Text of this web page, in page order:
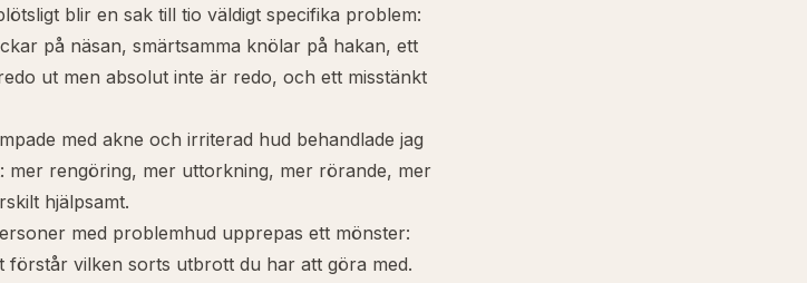
blir en sak till tio väldigt specifika problem:
på näsan, smärtsamma knölar på hakan, ett
ut men absolut inte är redo, och ett misstänkt
med akne och irriterad hud behandlade jag
mer rengöring, mer uttorkning, mer rörande, mer
hjälpsamt.
med problemhud upprepas ett mönster:
vilken sorts utbrott du har att göra med.